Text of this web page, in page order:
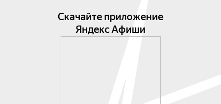
Скачайте приложение
Яндекс Афиши